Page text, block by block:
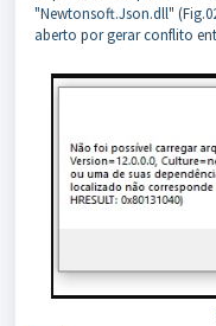
"Newtonsoft.Json.dll"
aberto por gerar conflito